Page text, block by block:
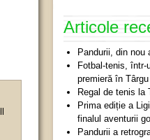
Articole
Pandurii, din nou
Fotbal-tenis, într-
premieră în
Regal de tenis la
Prima ediție a
finalul aventurii
Pandurii a